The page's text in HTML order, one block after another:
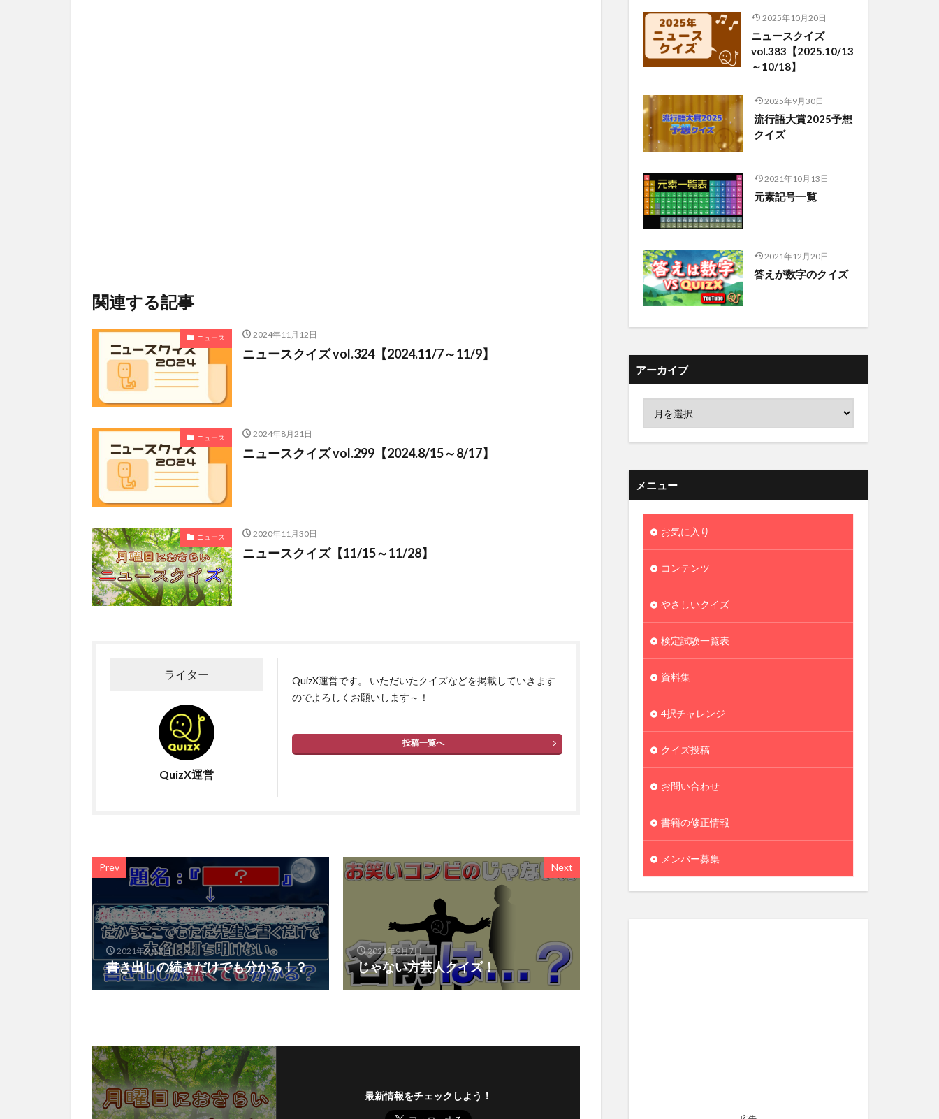
関連する記事
ニュース 2024年11月12日
ニュースクイズ vol.324【2024.11/7～11/9】
ニュース 2024年8月21日
ニュースクイズ vol.299【2024.8/15～8/17】
ニュース 2020年11月30日
ニュースクイズ【11/15～11/28】
ライター
QuizX運営
QuizX運営です。 いただいたクイズなどを掲載していきます
のでよろしくお願いします～！
投稿一覧へ
Prev
2021年9月5日
書き出しの続きだけでも分かる！？
Next
2021年9月7日
じゃない方芸人クイズ！
最新情報をチェックしよう！
2025年10月20日
ニュースクイズ
vol.383【2025.10/13
～10/18】
2025年9月30日
流行語大賞2025予想
クイズ
2021年10月13日
元素記号一覧
2021年12月20日
答えが数字のクイズ
アーカイブ
メニュー
お気に入り
コンテンツ
やさしいクイズ
検定試験一覧表
資料集
4択チャレンジ
クイズ投稿
お問い合わせ
書籍の修正情報
メンバー募集